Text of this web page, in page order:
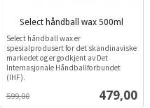
Select håndball wax 500ml
Tilbud
479,00
599,00
inkl.
mva.
Select håndball wax er
spesialprodusert for det skandinaviske
markedet og er godkjent av Det
Internasjonale Håndballforbundet
(IHF).